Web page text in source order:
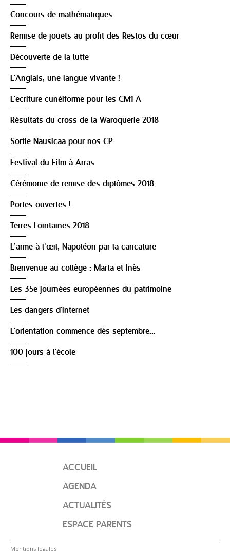
Concours de mathématiques
Remise de jouets au profit des Restos du cœur
Découverte de la lutte
L'Anglais, une langue vivante !
L'ecriture cunéiforme pour les CM1 A
Résultats du cross de la Waroquerie 2018
Sortie Nausicaa pour nos CP
Festival du Film à Arras
Cérémonie de remise des diplômes 2018
Portes ouvertes !
Terres Lointaines 2018
L’arme à l’œil, Napoléon par la caricature
Bienvenue au collège : Marta et Inès
Les 35e journées européennes du patrimoine
Les dangers d'internet
L'orientation commence dès septembre...
100 jours à l'école
ACCUEIL
AGENDA
ACTUALITÉS
ESPACE PARENTS
Mentions légales